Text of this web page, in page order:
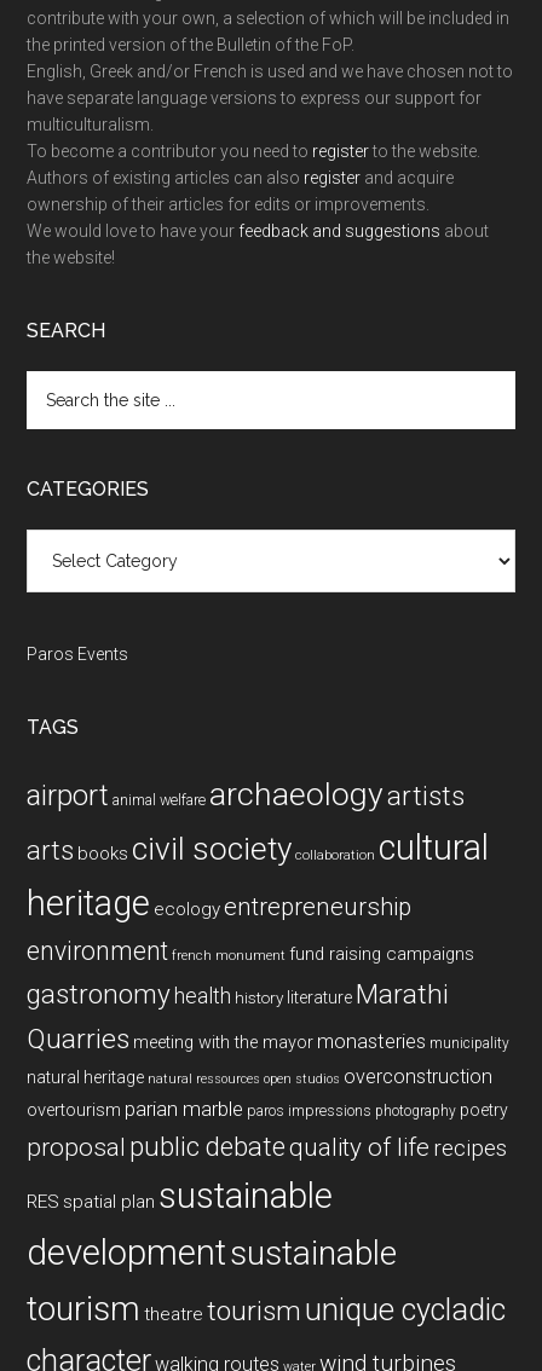
contribute with your own, a selection of which will be included in
the printed version of the Bulletin of the FoP.
English, Greek and/or French is used and we have chosen not to
have separate language versions to express our support for
multiculturalism.
To become a contributor you need to registerto the website.
Authors of existing articles can also register and acquire
ownership of their articles for edits or improvements.
We would love to have your feedback and suggestions about
the website!
SEARCH
the
CATEGORIES
Paros Events
TAGS
airport animal welfare archaeologyartists
arts books civil society collaboration cultural
heritage ecologyentrepreneurship
environment french monument fund raising campaigns
gastronomy health history literature Marathi
Quarries meeting with the mayor monasteries municipality
natural heritage natural ressources open studios overconstruction
overtourism parian marble paros impressions photography poetry
proposal public debatequality of life recipes
RES spatial plan sustainable
developmentsustainable
tourism theatre tourism unique cycladic
characterwalking routes water wind turbines